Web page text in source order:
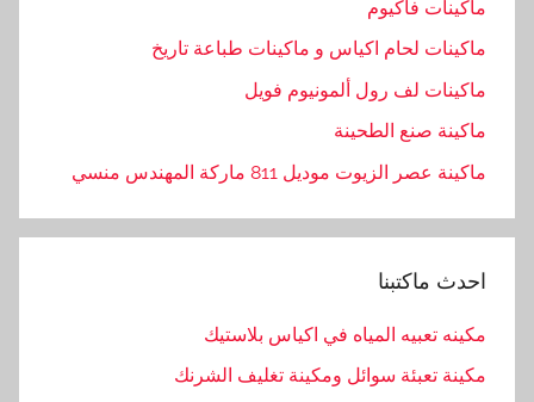
ماكينات فاكيوم
ماكينات لحام اكياس و ماكينات طباعة تاريخ
ماكينات لف رول ألمونيوم فويل
ماكينة صنع الطحينة
ماكينة عصر الزيوت موديل 811 ماركة المهندس منسي
احدث ماكتبنا
مكينه تعبيه المياه في اكياس بلاستيك
مكينة تعبئة سوائل ومكينة تغليف الشرنك